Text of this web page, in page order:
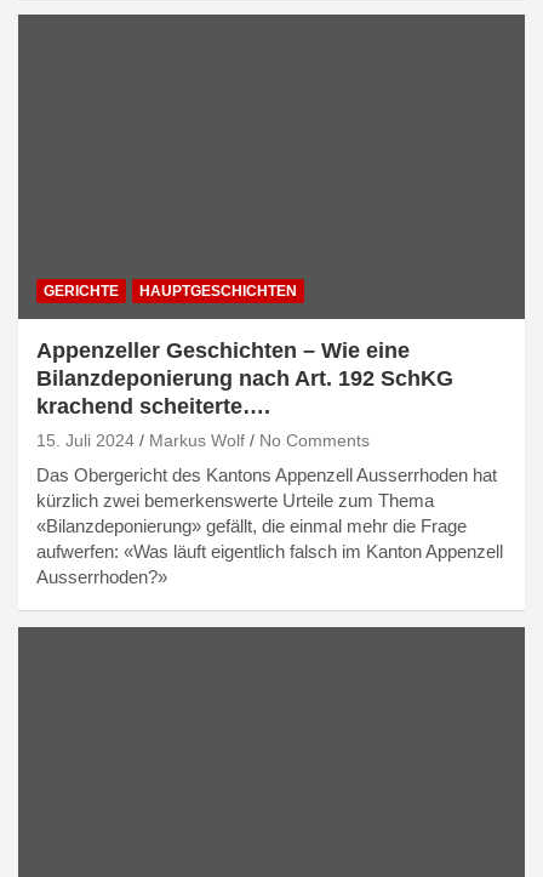
GERICHTE HAUPTGESCHICHTEN
Appenzeller Geschichten – Wie eine
Bilanzdeponierung nach Art. 192 SchKG
krachend scheiterte….
15. Juli 2024 Markus Wolf No Comments
Das Obergericht des Kantons Appenzell Ausserrhoden hat
kürzlich zwei bemerkenswerte Urteile zum Thema
«Bilanzdeponierung» gefällt, die einmal mehr die Frage
aufwerfen: «Was läuft eigentlich falsch im Kanton Appenzell
Ausserrhoden?»